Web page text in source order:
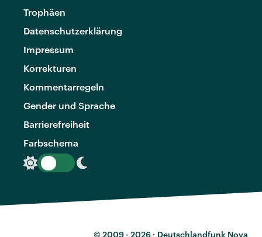
Trophäen
Datenschutzerklärung
Impressum
Korrekturen
Kommentarregeln
Gender und Sprache
Barrierefreiheit
Farbschema
© 2009 - 2026 · Deutschlandfunk Nova